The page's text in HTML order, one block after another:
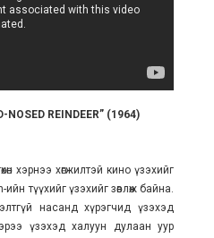
NOSED REINDEER” (1964)
хэрнээ хөгжилтэй кино үзэхийг
түүхийг үзэхийг зөвлөж байна.
насанд хүрэгчид үзэхэд
үзэхэд халуун дулаан уур